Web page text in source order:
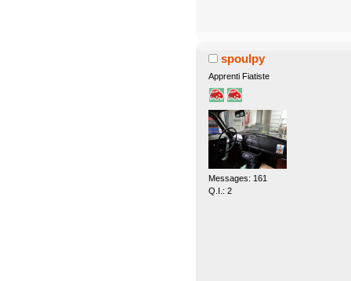
spoulpy
Apprenti Fiatiste
Messages: 161
Q.I.: 2